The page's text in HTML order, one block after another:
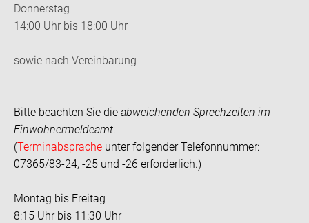
Donnerstag
14:00 Uhr bis 18:00 Uhr
sowie nach Vereinbarung
Bitte beachten Sie die abweichenden Sprechzeiten im
Einwohnermeldeamt:
(Terminabsprache unter folgender Telefonnummer:
07365/83-24, -25 und -26 erforderlich.)
Montag bis Freitag
8:15 Uhr bis 11:30 Uhr